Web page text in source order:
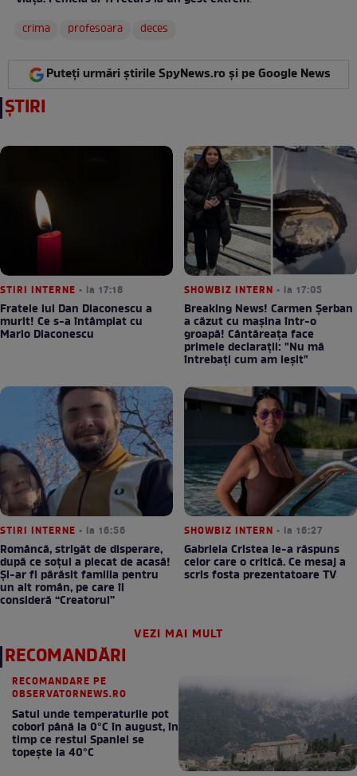
crima
profesoara deces
Puteți urmări știrile SpyNews.ro și pe Google News
ȘTIRI
STIRI INTERNE • la 17:18
Fratele lui Dan Diaconescu a
murit! Ce s-a întâmplat cu
Mario Diaconescu
SHOWBIZ INTERN • la 17:05
Breaking News! Carmen Șerban
a căzut cu mașina într-o
groapă! Cântăreața face
primele declarații: "Nu mă
întrebați cum am ieșit"
STIRI INTERNE • la 16:56
Româncă, strigăt de disperare,
după ce soțul a plecat de acasă!
Și-ar fi părăsit familia pentru
un alt român, pe care îl
consideră “Creatorul”
SHOWBIZ INTERN • la 16:27
Gabriela Cristea le-a răspuns
celor care o critică. Ce mesaj a
scris fosta prezentatoare TV
VEZI MAI MULT
RECOMANDĂRI
RECOMANDARE PE
OBSERVATORNEWS.RO
Satul unde temperaturile pot
coborî până la 0°C în august, în
timp ce restul Spaniei se
topește la 40°C